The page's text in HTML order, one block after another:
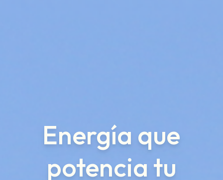
Energía que
potencia tu